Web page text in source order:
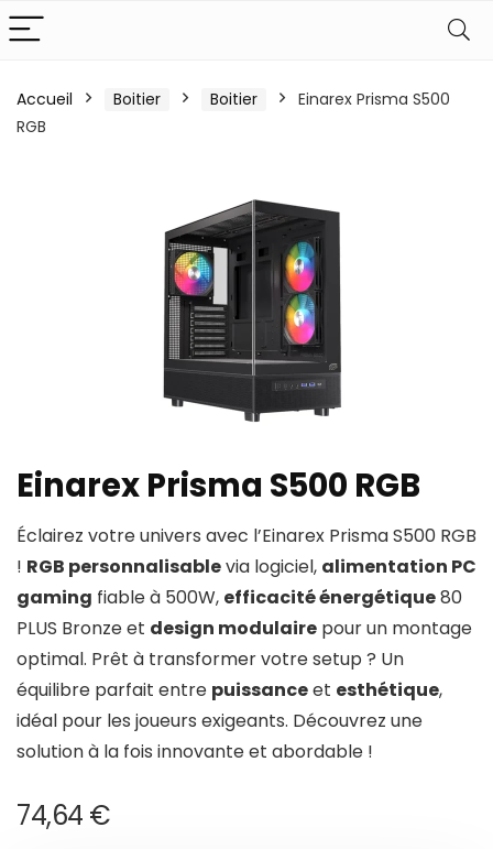
Accueil Boitier Boitier
Einarex Prisma S500
RGB
Einarex Prisma S500 RGB
Éclairez votre univers avec l’Einarex Prisma S500 RGB
! RGB personnalisablevia logiciel, alimentation PC
gaming fiable à 500W, efficacité énergétique80
PLUS Bronze et design modulaire pour un montage
optimal. Prêt à transformer votre setup ? Un
équilibre parfait entre puissanceet esthétique,
idéal pour les joueurs exigeants. Découvrez une
solution à la fois innovante et abordable !
74,64 €